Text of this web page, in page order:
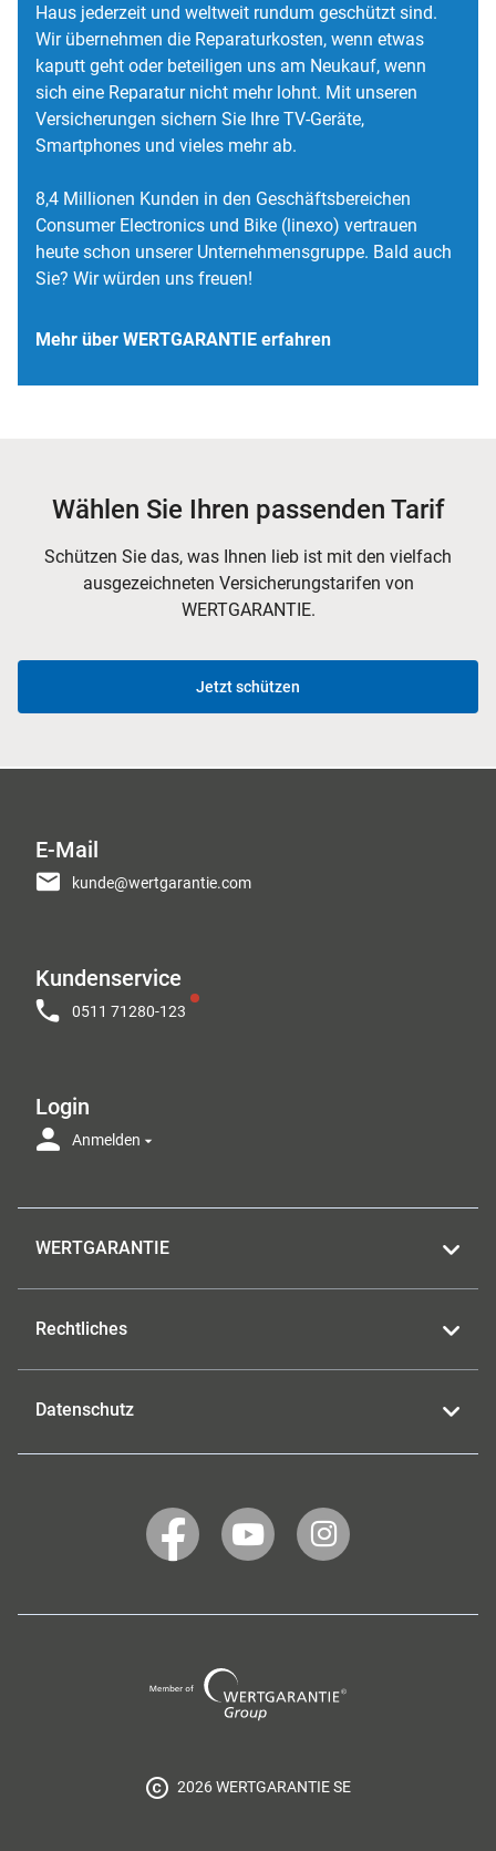
Haus jederzeit und weltweit rundum geschützt sind.
Wir übernehmen die Reparaturkosten, wenn etwas
kaputt geht oder beteiligen uns am Neukauf, wenn
sich eine Reparatur nicht mehr lohnt. Mit unseren
Versicherungen sichern Sie Ihre TV-Geräte,
Smartphones und vieles mehr ab.
8,4 Millionen Kunden in den Geschäftsbereichen
Consumer Electronics und Bike (linexo) vertrauen
heute schon unserer Unternehmensgruppe. Bald auch
Sie? Wir würden uns freuen!
Mehr über WERTGARANTIE erfahren
Wählen Sie Ihren passenden Tarif
Schützen Sie das, was Ihnen lieb ist mit den vielfach
ausgezeichneten Versicherungstarifen von
WERTGARANTIE.
Jetzt schützen
E-Mail
kunde@wertgarantie.com
Kundenservice
0511 71280-123
Login
Anmelden
WERTGARANTIE
Rechtliches
Datenschutz
WERTGARANTIE
auf
WERTGARANTIE
auf
WERTGARANTIE
auf
Group
2026 WERTGARANTIE SE